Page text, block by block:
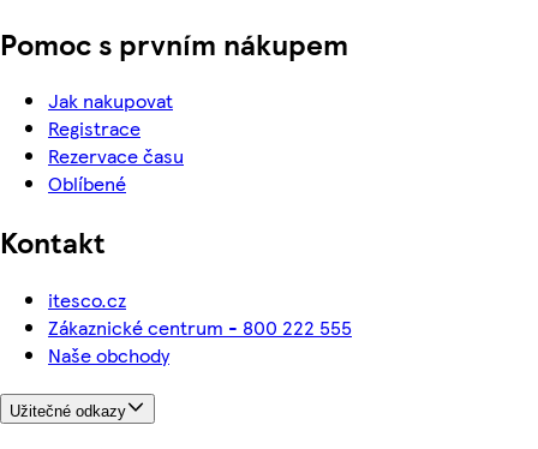
Pomoc s prvním nákupem
Jak nakupovat
Registrace
Rezervace času
Oblíbené
Kontakt
itesco.cz
Zákaznické centrum - 800 222 555
Naše obchody
Užitečné odkazy